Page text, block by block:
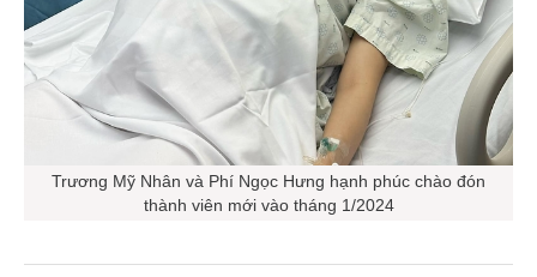
Trương Mỹ Nhân và Phí Ngọc Hưng hạnh phúc chào đón
thành viên mới vào tháng 1/2024